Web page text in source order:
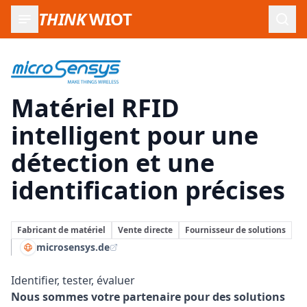
THINKWIOT
microsensys:
Matériel RFID
intelligent pour une
détection et une
identification précises
Fabricant de matériel Vente directe Fournisseur de solutions
microsensys.de
Identifier, tester, évaluer
Nous sommes votre partenaire pour des solutions